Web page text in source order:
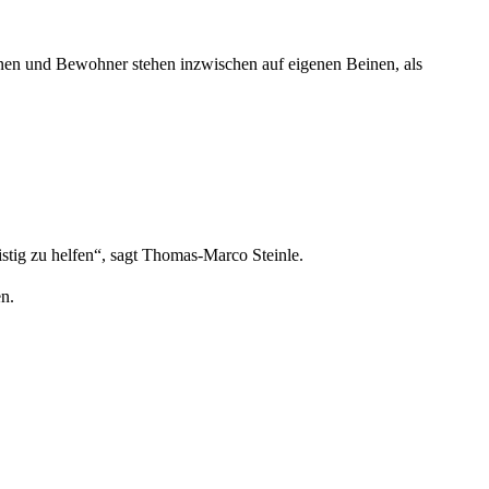
und Bewohner stehen inzwischen auf eigenen Beinen, als
zu helfen“, sagt Thomas-Marco Steinle.